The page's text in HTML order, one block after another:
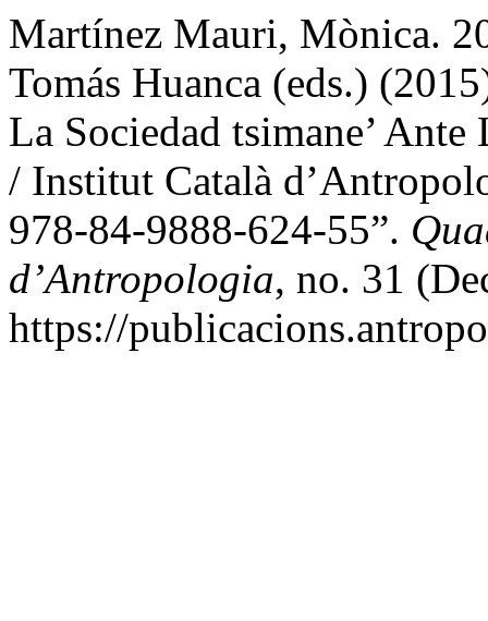
Martínez Mauri, Mònica.
Tomás Huanca (eds.)
La Sociedad tsimane’
/ Institut Català
978-84-9888-624-55”.
d’Antropologia, no. 31
https://